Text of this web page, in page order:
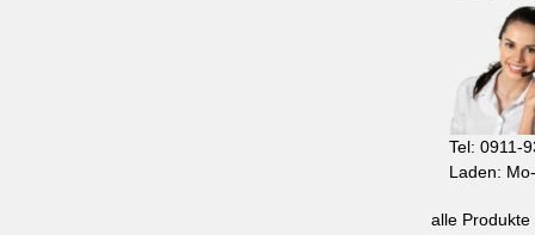
Tel: 0911-
Laden:
alle